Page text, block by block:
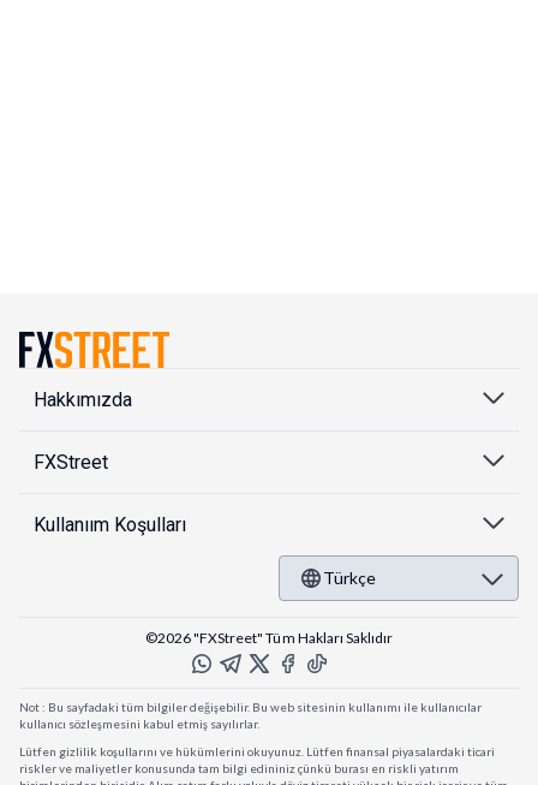
Hakkımızda
FXStreet
Kullanıım Koşulları
Türkçe
©2026 "FXStreet" Tüm Hakları Saklıdır
Not : Bu sayfadaki tüm bilgiler değişebilir. Bu web sitesinin kullanımı ile kullanıcılar
kullanıcı sözleşmesini kabul etmiş sayılırlar.
Lütfen gizlilik koşullarını ve hükümlerini okuyunuz. Lütfen finansal piyasalardaki ticari
riskler ve maliyetler konusunda tam bilgi edininiz çünkü burası en riskli yatırım